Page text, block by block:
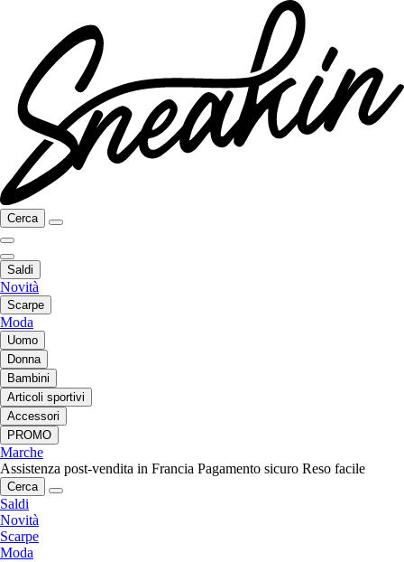
Cerca
Saldi
Novità
Scarpe
Moda
Uomo
Donna
Bambini
Articoli sportivi
Accessori
PROMO
Marche
Assistenza post-vendita in Francia Pagamento sicuro Reso facile
Cerca
Saldi
Novità
Scarpe
Moda